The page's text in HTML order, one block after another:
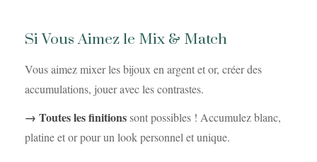
Si Vous Aimez le Mix & Match
Vous aimez mixer les bijoux en argent et or, créer des
accumulations, jouer avec les contrastes.
→ Toutes les finitionssont possibles ! Accumulez blanc,
platine et or pour un look personnel et unique.